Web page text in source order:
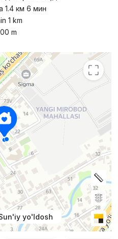
1.4 км 6 мин
1 km
m
yo'ldosh